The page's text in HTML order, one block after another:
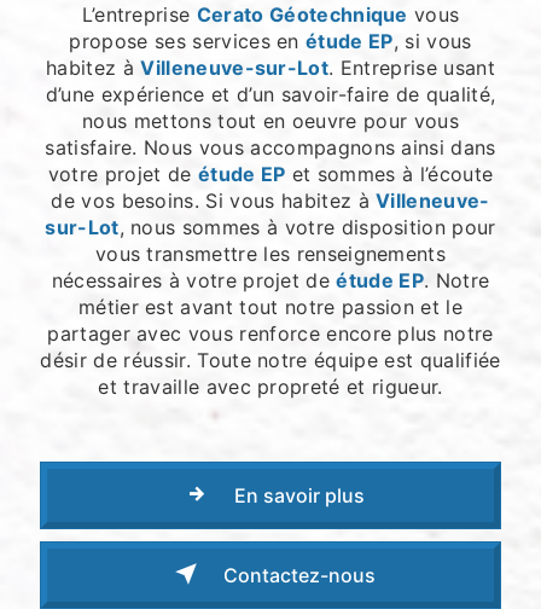
L’entreprise Cerato Géotechnique vous
propose ses services enétude EP, si vous
habitez àVilleneuve-sur-Lot. Entreprise usant
d’une expérience et d’un savoir-faire de qualité,
nous mettons tout en oeuvre pour vous
satisfaire. Nous vous accompagnons ainsi dans
votre projet de étude EP et sommes à l’écoute
de vos besoins. Si vous habitez àVilleneuve-
sur-Lot, nous sommes à votre disposition pour
vous transmettre les renseignements
nécessaires à votre projet deétude EP. Notre
métier est avant tout notre passion et le
partager avec vous renforce encore plus notre
désir de réussir. Toute notre équipe est qualifiée
et travaille avec propreté et rigueur.
En savoir plus
Contactez-nous